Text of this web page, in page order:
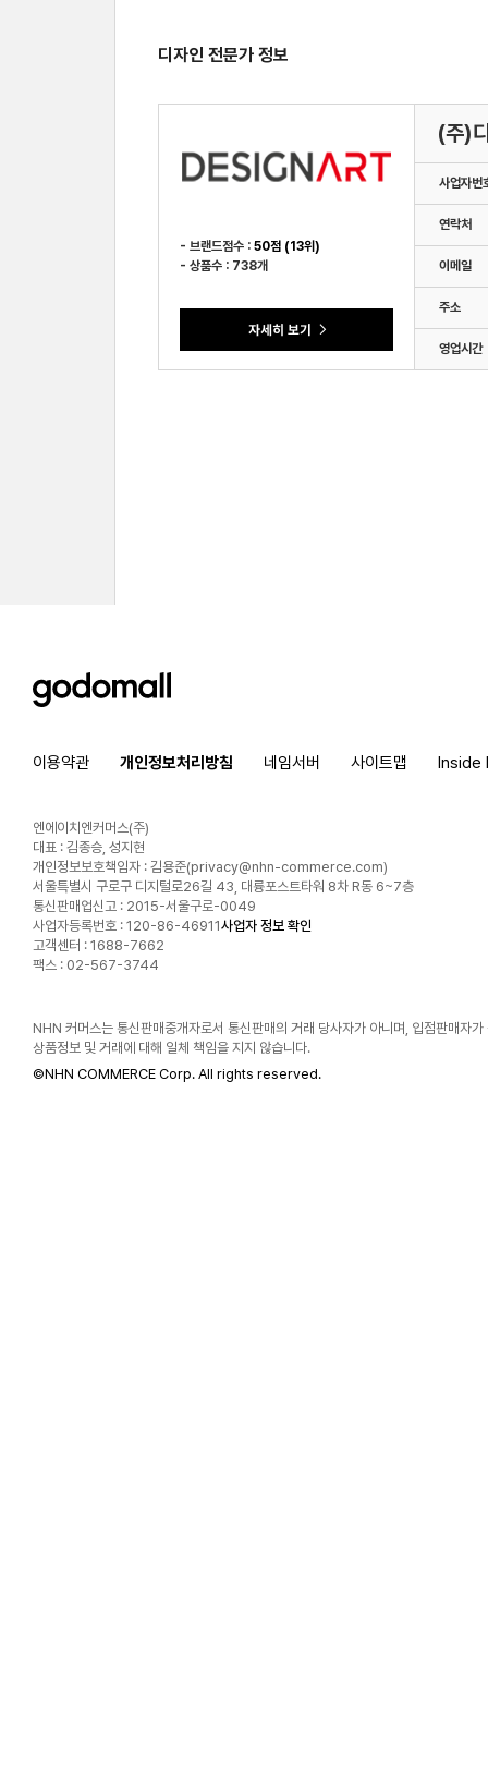
디자인 전문가 정보
- 브랜드점수 : 50점 (13위)
- 상품수 : 738개
(주)
사업자번
연락처
이메일
주소
영업시간
godomall
이용약관 개인정보처리방침 네임서버 사이트맵 Inside
엔에이치엔커머스(주)
대표 : 김종승, 성지현
개인정보보호책임자 : 김용준(privacy@nhn-commerce.com)
서울특별시 구로구 디지털로26길 43, 대륭포스트타워 8차 R동 6~7층
통신판매업신고 : 2015-서울구로-0049
사업자등록번호 : 120-86-46911사업자 정보 확인
고객센터 : 1688-7662
팩스 : 02-567-3744
NHN 커머스는 통신판매중개자로서 통신판매의 거래 당사자가 아니며, 입점판매자가
상품정보 및 거래에 대해 일체 책임을 지지 않습니다.
©NHN COMMERCE Corp. All rights reserved.